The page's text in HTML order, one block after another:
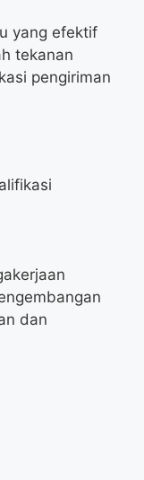
yang efektif
tekanan
pengiriman
dan